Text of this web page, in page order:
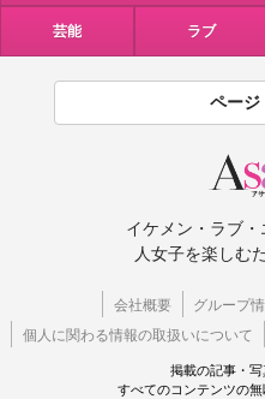
芸能 ラブ
ページ
イケメン・ラブ
人女子を楽しむ
会社概要
グループ
個人に関わる情報の取扱いについて
掲載の記事・
すべてのコンテンツの無